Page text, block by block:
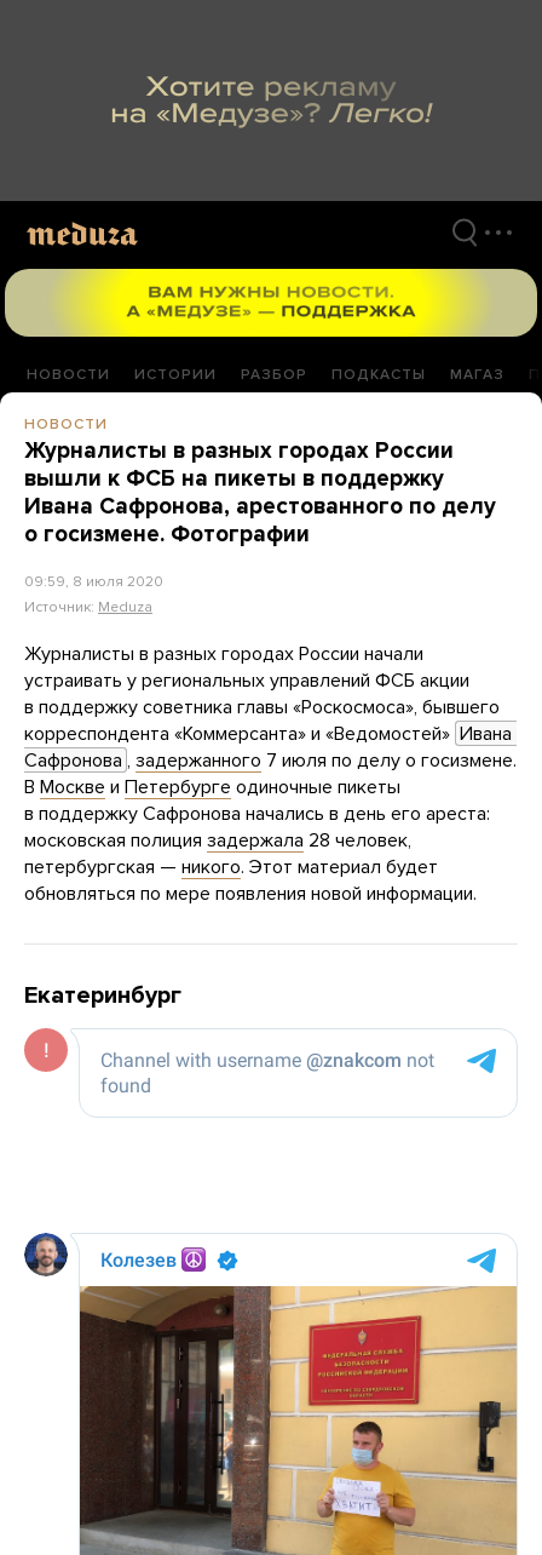
НОВОСТИ ИСТОРИИ РАЗБОР ПОДКАСТЫ МАГАЗ
НОВОСТИ
Журналисты в разных городах России
вышли к ФСБ на пикеты в поддержку
Ивана Сафронова, арестованного по делу
о госизмене. Фотографии
09:59, 8 июля 2020
Источник: Meduza
Журналисты в разных городах России начали
устраивать у региональных управлений ФСБ акции
в поддержку советника главы «Роскосмоса», бывшего
корреспондента «Коммерсанта» и «Ведомостей» Ивана
Сафронова , задержанного 7 июля по делу о госизмене.
В Москве и Петербурге одиночные пикеты
в поддержку Сафронова начались в день его ареста:
московская полиция задержала 28 человек,
петербургская — никого. Этот материал будет
обновляться по мере появления новой информации.
Екатеринбург